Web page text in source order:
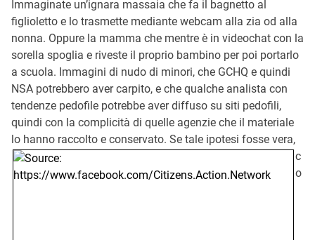
Immaginate un’ignara massaia che fa il bagnetto al
figlioletto e lo trasmette mediante webcam alla zia od alla
nonna. Oppure la mamma che mentre è in videochat con la
sorella spoglia e riveste il proprio bambino per poi portarlo
a scuola. Immagini di nudo di minori, che GCHQ e quindi
NSA potrebbero aver carpito, e che qualche analista con
tendenze pedofile potrebbe aver diffuso su siti pedofili,
quindi con la complicità di quelle agenzie che il materiale
lo hanno raccolto e conservato. Se tale ipotesi fosse vera,
c
o